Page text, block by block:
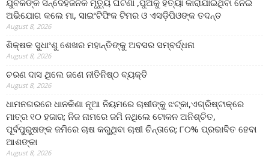
ଅଭିଯୋଗ କଲେ ମା, ସାଇଂଟିଫିକ ଟିମର ଓ ଏସଡ଼ିପିଓଙ୍କ ତଦନ୍ତ
August 8, 2026
ଶିକ୍ଷକ ସୁଧାଂଶୁ ଶେଖର ମହାନ୍ତିଙ୍କୁ ଅବସର ସମ୍ବର୍ଦ୍ଧନା
August 8, 2026
ଚରଣ ଦାସ ଥିଲେ ଜଣେ ନୀତିନିଷ୍ଠ ବ୍ୟକ୍ତି
August 8, 2026
ଧାମନଗରରେ ଧାନକିଣା ନୂଆ ନିୟମରେ ଚାଷୀଙ୍କୁ ଝଟ୍‌କା,ଏଗ୍ରିଷ୍ଟାକ୍‌ରେ
ମାତ୍ର ୧୦ ହଜାର; ନିଜ ନାମରେ ଜମି ନଥିଲେ ଟୋକନ ଅନିଶ୍ଚିତ,
ପୂର୍ବପୁରୁଷଙ୍କ ଜମିରେ ଚାଷ କରୁଥିବା ଚାଷୀ ଚିନ୍ତାରେ; ୮୦% ପ୍ରଭାବିତ ହେବା
ଆଶଙ୍କା
August 8, 2026